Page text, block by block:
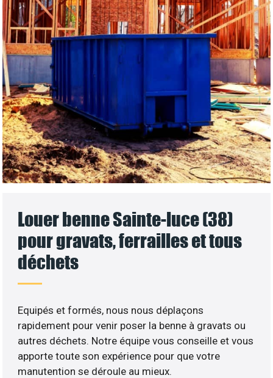
Louer benne Sainte-luce (38)
pour gravats, ferrailles et tous
déchets
Equipés et formés, nous nous déplaçons
rapidement pour venir poser la benne à gravats ou
autres déchets. Notre équipe vous conseille et vous
apporte toute son expérience pour que votre
manutention se déroule au mieux.